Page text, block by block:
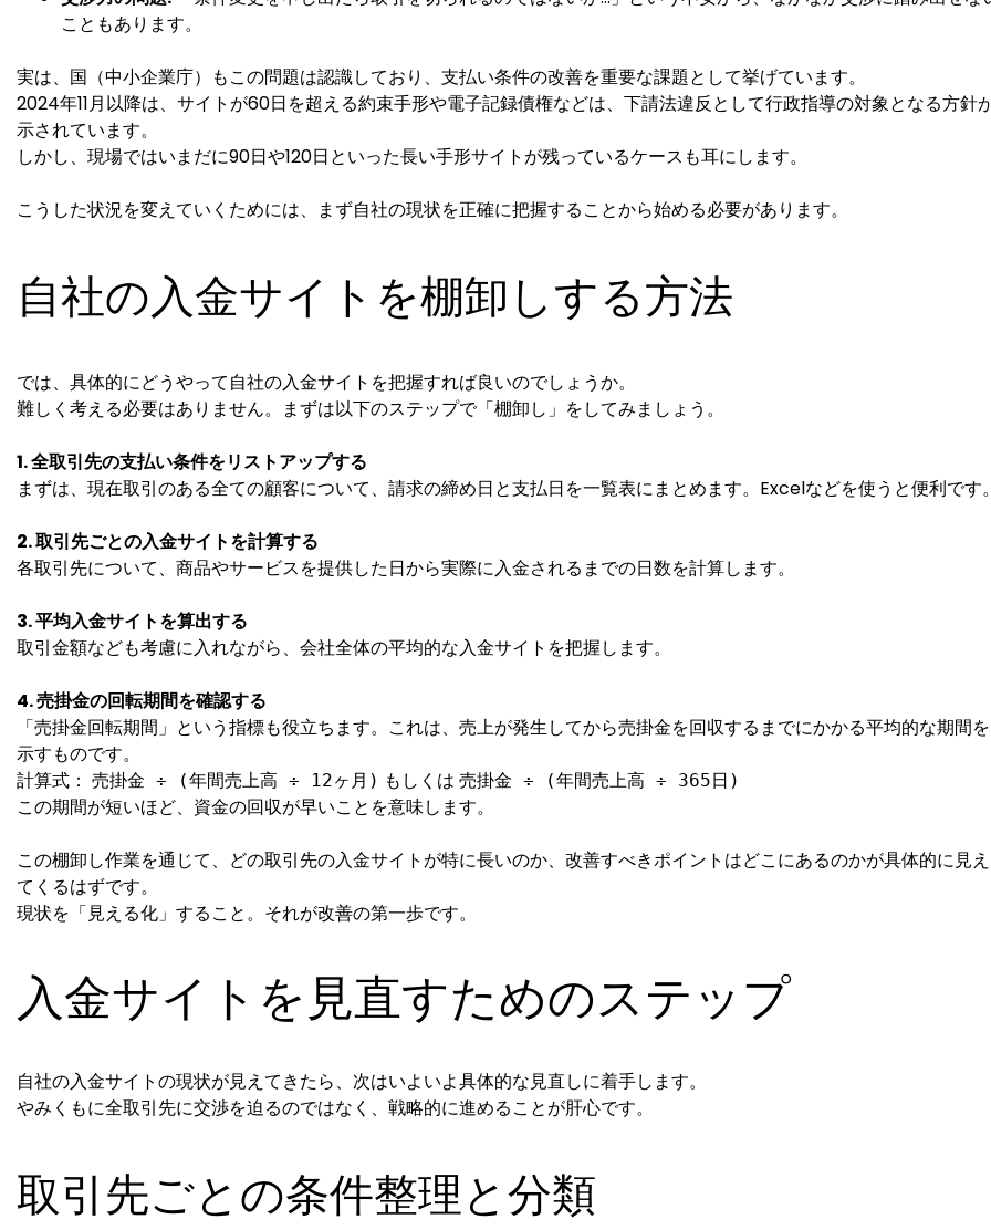
こともあります。
実は、国（中小企業庁）もこの問題は認識しており、支払い条件の改善を重要な課題として挙げています。
2024年11月以降は、サイトが60日を超える約束手形や電子記録債権などは、下請法違反として行政指導の対象となる方針
示されています。
しかし、現場ではいまだに90日や120日といった長い手形サイトが残っているケースも耳にします。
こうした状況を変えていくためには、まず自社の現状を正確に把握することから始める必要があります。
自社の入金サイトを棚卸しする方法
では、具体的にどうやって自社の入金サイトを把握すれば良いのでしょうか。
難しく考える必要はありません。まずは以下のステップで「棚卸し」をしてみましょう。
1. 全取引先の支払い条件をリストアップする
まずは、現在取引のある全ての顧客について、請求の締め日と支払日を一覧表にまとめます。Excelなどを使うと便利です
2. 取引先ごとの入金サイトを計算する
各取引先について、商品やサービスを提供した日から実際に入金されるまでの日数を計算します。
3. 平均入金サイトを算出する
取引金額なども考慮に入れながら、会社全体の平均的な入金サイトを把握します。
4. 売掛金の回転期間を確認する
「売掛金回転期間」という指標も役立ちます。これは、売上が発生してから売掛金を回収するまでにかかる平均的な期間を
示すものです。
計算式： 売掛金 ÷ (年間売上高 ÷ 12ヶ月) もしくは 売掛金 ÷ (年間売上高 ÷ 365日)
この期間が短いほど、資金の回収が早いことを意味します。
この棚卸し作業を通じて、どの取引先の入金サイトが特に長いのか、改善すべきポイントはどこにあるのかが具体的に見え
てくるはずです。
現状を「見える化」すること。それが改善の第一歩です。
入金サイトを見直すためのステップ
自社の入金サイトの現状が見えてきたら、次はいよいよ具体的な見直しに着手します。
やみくもに全取引先に交渉を迫るのではなく、戦略的に進めることが肝心です。
取引先ごとの条件整理と分類